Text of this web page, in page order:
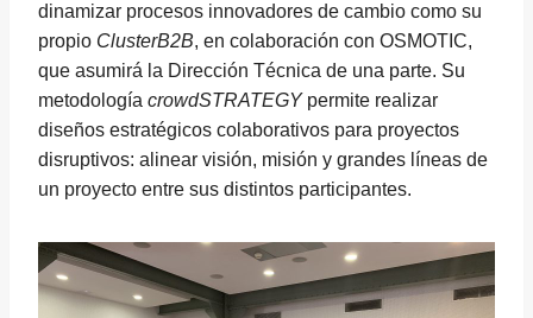
dinamizar procesos innovadores de cambio como su
propio ClusterB2B, en colaboración con OSMOTIC,
que asumirá la Dirección Técnica de una parte. Su
metodología crowdSTRATEGYpermite realizar
diseños estratégicos colaborativos para proyectos
disruptivos: alinear visión, misión y grandes líneas de
un proyecto entre sus distintos participantes.